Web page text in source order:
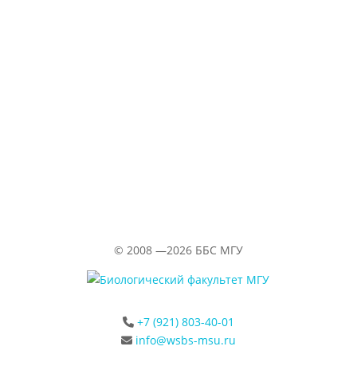
© 2008 —2026 ББС МГУ
+7 (921) 803-40-01
info@wsbs-msu.ru